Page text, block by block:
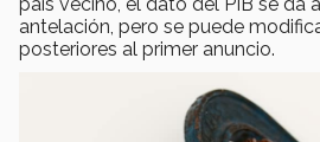
antelación, pero se puede
posteriores al primer anuncio.